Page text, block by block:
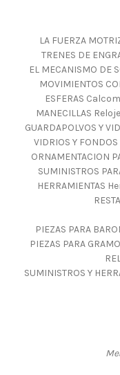
LA FUERZA
TRENES DE
EL MECANISMO DE
MOVIMIENTOS
ESFERAS
MANECILLAS
GUARDAPOLVOS Y
VIDRIOS Y
ORNAMENTACION
SUMINISTROS
HERRAMIENTAS
PIEZAS PARA
PIEZAS PARA
SUMINISTROS Y